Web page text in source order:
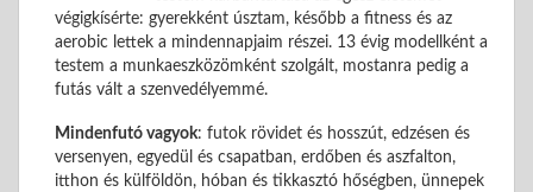
végigkísérte: gyerekként úsztam, később a fitness és az
aerobic lettek a mindennapjaim részei. 13 évig modellként a
testem a munkaeszközömként szolgált, mostanra pedig a
futás vált a szenvedélyemmé.
Mindenfutó vagyok: futok rövidet és hosszút, edzésen és
versenyen, egyedül és csapatban, erdőben és aszfalton,
itthon és külföldön, hóban és tikkasztó hőségben, ünnepek